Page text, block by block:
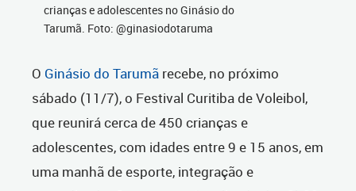
crianças e adolescentes no Ginásio do
Tarumã. Foto: @ginasiodotaruma
O Ginásio do Tarumã recebe, no próximo
sábado (11/7), o Festival Curitiba de Voleibol,
que reunirá cerca de 450 crianças e
adolescentes, com idades entre 9 e 15 anos, em
uma manhã de esporte, integração e